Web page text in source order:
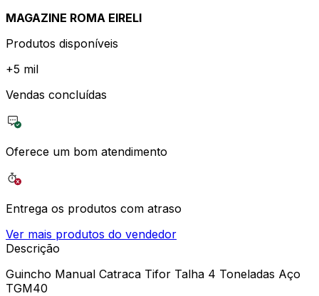
MAGAZINE ROMA EIRELI
Produtos disponíveis
+5 mil
Vendas concluídas
Oferece um bom atendimento
Entrega os produtos com atraso
Ver mais produtos do vendedor
Descrição
Guincho Manual Catraca Tifor Talha 4 Toneladas Aço
TGM40